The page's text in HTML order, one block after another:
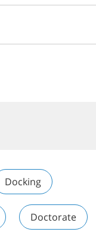
Docking
Doctorate